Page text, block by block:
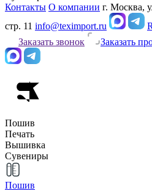
Контакты О компании г. Москва,
стр. 11 info@teximport.ru
Заказать звонок
Заказать
Пошив
Печать
Вышивка
Сувениры
Пошив